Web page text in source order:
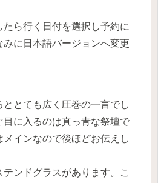
ら行く日付を選択し予約に
に日本語バージョンへ変更
とても広く圧巻の一言でし
目に入るのは真っ青な祭壇で
インなので後ほどお伝えし
ンドグラスがあります。こ